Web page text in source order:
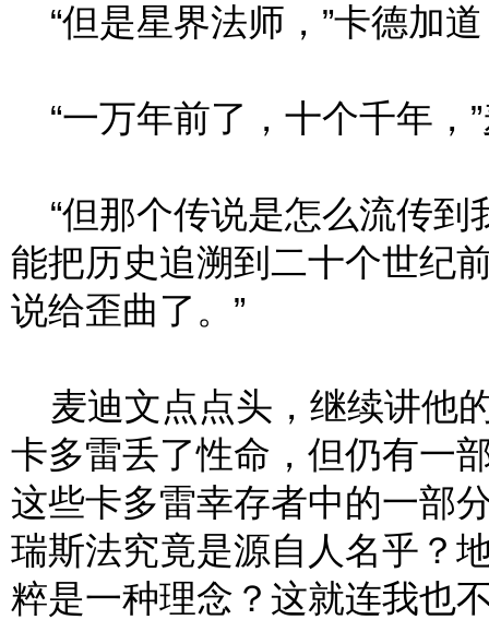
“但是星界法师，”卡德加
“一万年前了，十个千年，
“但那个传说是怎么流传到
能把历史追溯到二十个世纪
说给歪曲了。”
麦迪文点点头，继续讲他
卡多雷丢了性命，但仍有一
这些卡多雷幸存者中的一部
瑞斯法究竟是源自人名乎？
粹是一种理念？这就连我也